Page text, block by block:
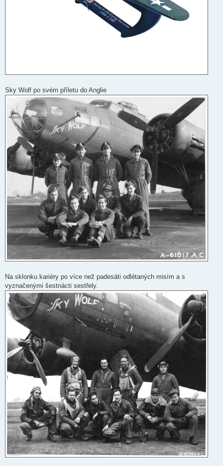
Sky Wolf po svém příletu do Anglie
Na sklonku kariéry po více než padesáti odlétaných misím a s
vyznačenými šestnácti sestřely.